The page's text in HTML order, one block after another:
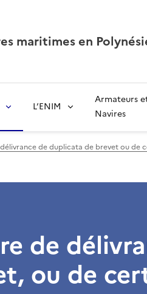
maritimes en
L’ENIM
Armateurs
Navires
de duplicata de brevet ou de
de
ou de